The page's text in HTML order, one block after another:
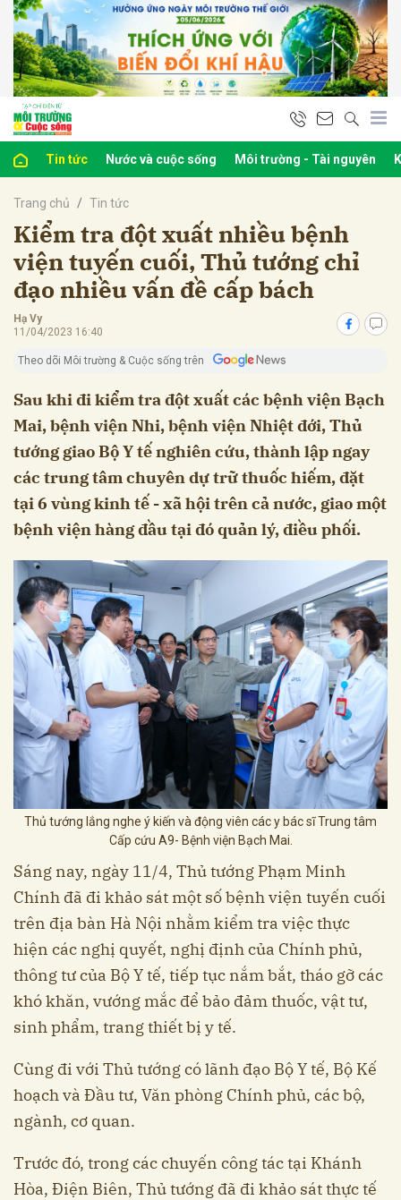
Tin tức Nước và cuộc sống Môi trường - Tài nguyên
Trang chủ Tin tức
Kiểm tra đột xuất nhiều bệnh
viện tuyến cuối, Thủ tướng chỉ
đạo nhiều vấn đề cấp bách
Hạ Vy
11/04/2023 16:40
Theo dõi Môi trường & Cuộc sống trên
Sau khi đi kiểm tra đột xuất các bệnh viện Bạch
Mai, bệnh viện Nhi, bệnh viện Nhiệt đới, Thủ
tướng giao Bộ Y tế nghiên cứu, thành lập ngay
các trung tâm chuyên dự trữ thuốc hiếm, đặt
tại 6 vùng kinh tế - xã hội trên cả nước, giao một
bệnh viện hàng đầu tại đó quản lý, điều phối.
Thủ tướng lắng nghe ý kiến và động viên các y bác sĩ Trung tâm
Cấp cứu A9- Bệnh viện Bạch Mai.
Sáng nay, ngày 11/4, Thủ tướng Phạm Minh
Chính đã đi khảo sát một số bệnh viện tuyến cuối
trên địa bàn Hà Nội nhằm kiểm tra việc thực
hiện các nghị quyết, nghị định của Chính phủ,
thông tư của Bộ Y tế, tiếp tục nắm bắt, tháo gỡ các
khó khăn, vướng mắc để bảo đảm thuốc, vật tư,
sinh phẩm, trang thiết bị y tế.
Cùng đi với Thủ tướng có lãnh đạo Bộ Y tế, Bộ Kế
hoạch và Đầu tư, Văn phòng Chính phủ, các bộ,
ngành, cơ quan.
Trước đó, trong các chuyến công tác tại Khánh
Hòa, Điện Biên, Thủ tướng đã đi khảo sát thực tế
luận
Hủy